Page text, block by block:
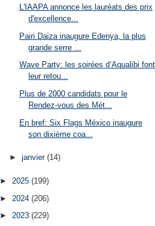
L'IAAPA annonce les lauréats des prix
d'excellence...
Pairi Daiza inaugure Edenya, la plus
grande serre ...
Wave Party: les soirées d’Aqualibi font
leur retou...
Plus de 2000 candidats pour le
Rendez-vous des Mét...
En bref: Six Flags México inaugure
son dixième coa...
► janvier (14)
► 2025(199)
► 2024(206)
►2023(229)